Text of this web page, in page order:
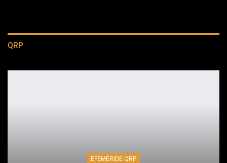
QRP
EFEMÉRIDE QRP